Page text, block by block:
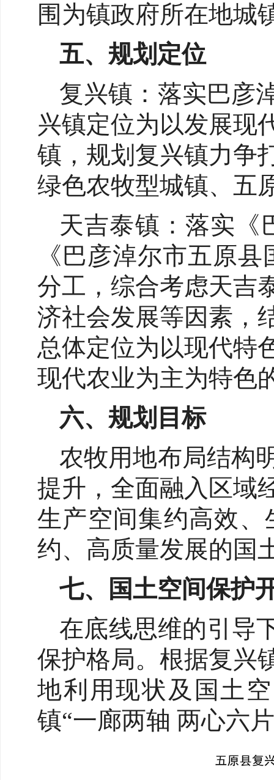
围为镇政府所在地城
五、规划定位
复兴镇：落实巴彦
兴镇定位为以发展现
镇，规划复兴镇力争
绿色农牧型城镇、五
天吉泰镇：落实《
《巴彦淖尔市五原
分工，综合考虑天吉
济社会发展等因素，
总体定位为以现代特
现代农业为主为特色
六、规划目标
农牧用地布局结构
提升，全面融入区域
生产空间集约高效
约、高质量发展的国
七、国土空间保护
在底线思维的引导
保护格局。根据复兴
地利用现状及国土
镇“一廊两轴 两心六